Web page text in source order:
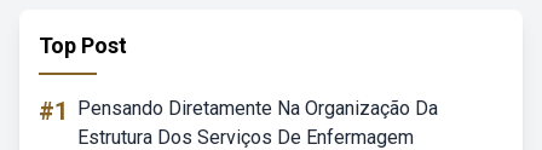
Top Post
#1
Pensando Diretamente Na Organização Da
Estrutura Dos Serviços De Enfermagem